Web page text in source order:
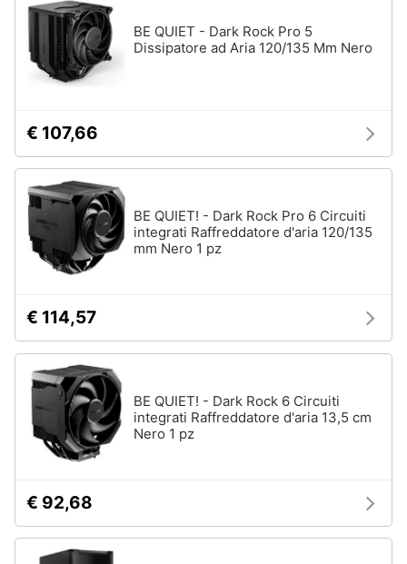
Assistenza
clienti
BE QUIET - Dark Rock Pro 5
Dissipatore ad Aria 120/135 Mm Nero
€ 107,66
BE QUIET! - Dark Rock Pro 6 Circuiti
integrati Raffreddatore d'aria 120/135
mm Nero 1 pz
€ 114,57
BE QUIET! - Dark Rock 6 Circuiti
integrati Raffreddatore d'aria 13,5 cm
Nero 1 pz
€ 92,68